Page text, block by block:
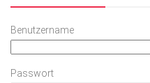
Benutzername
Passwort